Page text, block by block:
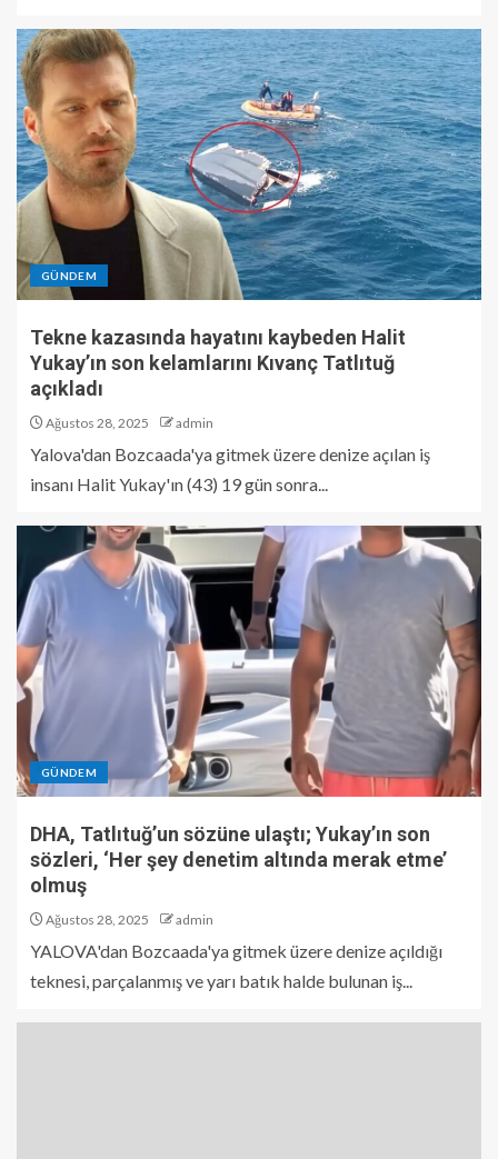
GÜNDEM
Tekne kazasında hayatını kaybeden Halit
Yukay’ın son kelamlarını Kıvanç Tatlıtuğ
açıkladı
Ağustos 28, 2025 admin
Yalova'dan Bozcaada'ya gitmek üzere denize açılan iş
insanı Halit Yukay'ın (43) 19 gün sonra...
GÜNDEM
DHA, Tatlıtuğ’un sözüne ulaştı; Yukay’ın son
sözleri, ‘Her şey denetim altında merak etme’
olmuş
Ağustos 28, 2025 admin
YALOVA'dan Bozcaada'ya gitmek üzere denize açıldığı
teknesi, parçalanmış ve yarı batık halde bulunan iş...